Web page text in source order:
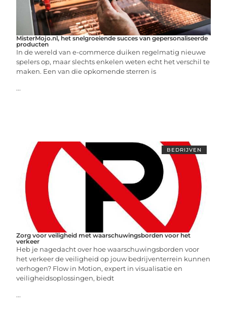
MisterMojo.nl, het snelgroeiende succes van gepersonaliseerde
producten
In de wereld van e-commerce duiken regelmatig nieuwe
spelers op, maar slechts enkelen weten echt het verschil te
maken. Een van die opkomende sterren is
...
BEDRIJVEN
Zorg voor veiligheid met waarschuwingsborden voor het
verkeer
Heb je nagedacht over hoe waarschuwingsborden voor
het verkeer de veiligheid op jouw bedrijventerrein kunnen
verhogen? Flow in Motion, expert in visualisatie en
veiligheidsoplossingen, biedt
...